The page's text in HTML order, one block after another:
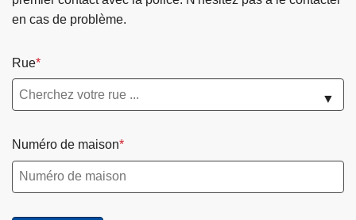
en cas de problème.
Rue
▼
Numéro de maison